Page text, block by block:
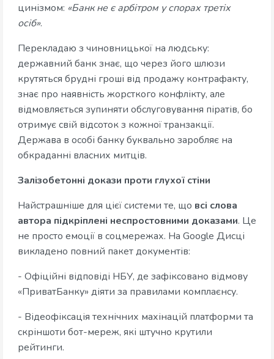
цинізмом: «Банк не є арбітром у спорах третіх
осіб».
Перекладаю з чиновницької на людську:
державний банк знає, що через його шлюзи
крутяться брудні гроші від продажу контрафакту,
знає про наявність жорсткого конфлікту, але
відмовляється зупиняти обслуговування піратів, бо
отримує свій відсоток з кожної транзакції.
Держава в особі банку буквально заробляє на
обкраданні власних митців.
Залізобетонні докази проти глухої стіни
Найстрашніше для цієї системи те, що всі слова
автора підкріплені неспростовними доказами. Це
не просто емоції в соцмережах. На Google Дисці
викладено повний пакет документів:
- Офіційні відповіді НБУ, де зафіксовано відмову
«ПриватБанку» діяти за правилами комплаєнсу.
- Відеофіксація технічних махінацій платформи та
скріншоти бот-мереж, які штучно крутили
рейтинги.